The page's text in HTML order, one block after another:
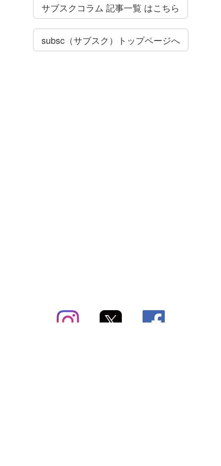
サブスクコラム 記事一覧 はこちら
subsc（サブスク）トップページへ